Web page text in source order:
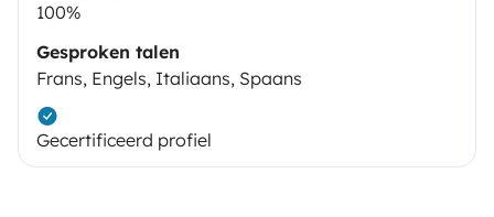
100%
Gesproken talen
Frans, Engels, Italiaans, Spaans
Gecertificeerd profiel